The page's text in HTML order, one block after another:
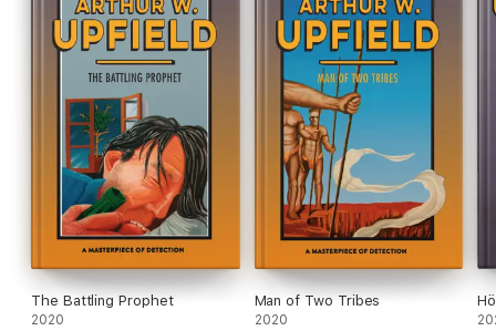
The Battling Prophet
2020
Man of Two Tribes
2020